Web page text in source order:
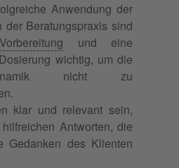
Anwendung der
der Beratungspraxis sind
Vorbereitung und eine
wichtig, um die
nicht zu
klar und relevant sein,
Antworten, die
Gedanken des Klienten